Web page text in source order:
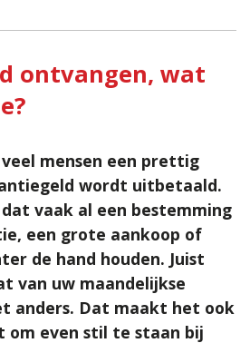
ontvangen, wat
mensen een prettig
wordt uitbetaald.
vaak al een bestemming
een grote aankoop of
de hand houden. Juist
van uw maandelijkse
anders. Dat maakt het ook
om even stil te staan bij